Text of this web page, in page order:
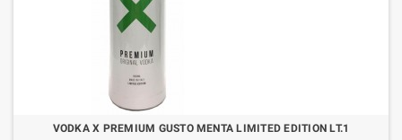
VODKA X PREMIUM GUSTO MENTA LIMITED EDITION LT.1